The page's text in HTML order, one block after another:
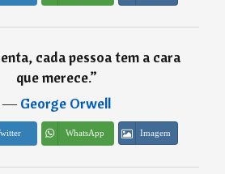
cada pessoa tem a cara
que merece.”
―George Orwell
WhatsApp Imagem